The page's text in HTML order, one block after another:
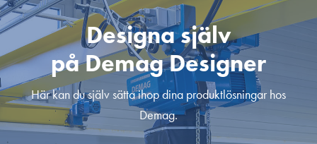
Designa själv
på Demag Designer
Här kan du själv sätta ihop dina produktlösningar hos
Demag.